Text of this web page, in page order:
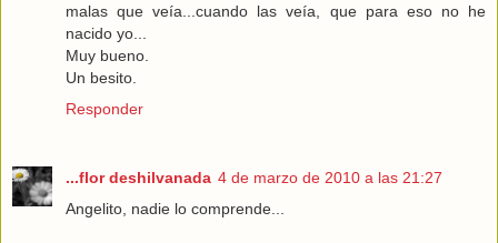
malas que veía...cuando las veía, que para eso no he
nacido yo...
Muy bueno.
Un besito.
Responder
...flor deshilvanada 4 de marzo de 2010 a las 21:27
Angelito, nadie lo comprende...